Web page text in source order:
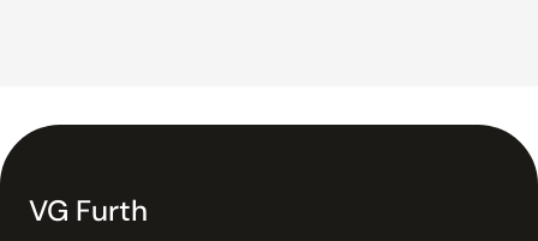
VG Furth